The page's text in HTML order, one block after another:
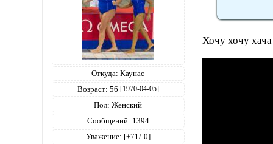
Откуда: Каунас
Возраст: 56 [1970-04-05]
Пол: Женский
Сообщений: 1394
Уважение: [+71/-0]
Хочу хочу